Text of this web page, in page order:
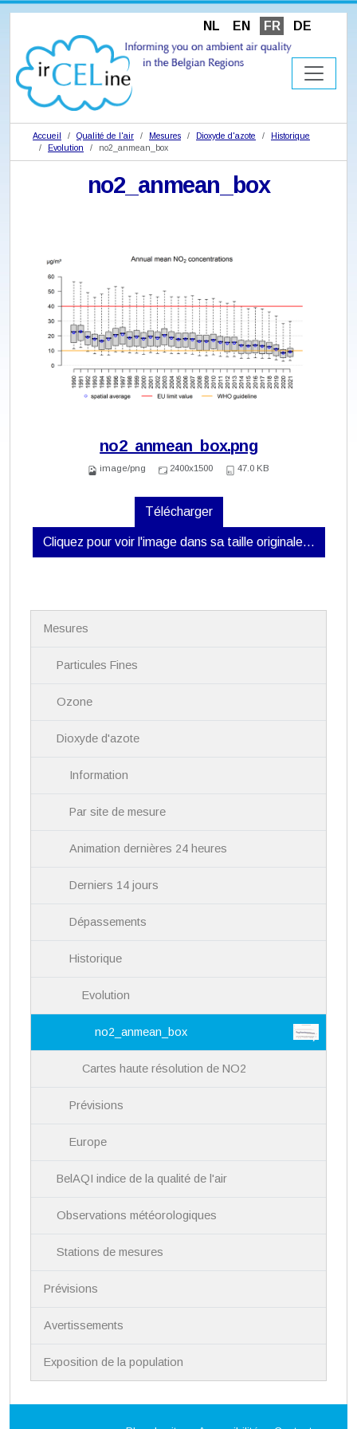
NL EN FR DE
Accueil Qualité de l'air Mesures Dioxyde d'azote
Historique
Evolution
no2_anmean_box
no2_anmean_box
no2_anmean_box.png
image/png 2400x1500 47.0 KB
Télécharger
Cliquez pour voir l'image dans sa taille originale…
Mesures
Particules Fines
Ozone
Dioxyde d'azote
Information
Par site de mesure
Animation dernières 24 heures
Derniers 14 jours
Dépassements
Historique
Evolution
no2_anmean_box
Cartes haute résolution de NO2
Prévisions
Europe
BelAQI indice de la qualité de l'air
Observations météorologiques
Stations de mesures
Prévisions
Avertissements
Exposition de la population